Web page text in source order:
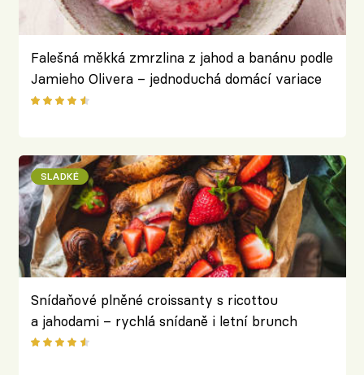
Falešná měkká zmrzlina z jahod a banánu podle
Jamieho Olivera – jednoduchá domácí variace
na klasické letní osvěžení
SLADKÉ
Snídaňové plněné croissanty s ricottou
a jahodami – rychlá snídaně i letní brunch